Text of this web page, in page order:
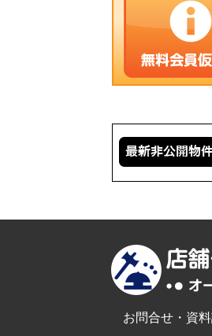
お問合せ・資